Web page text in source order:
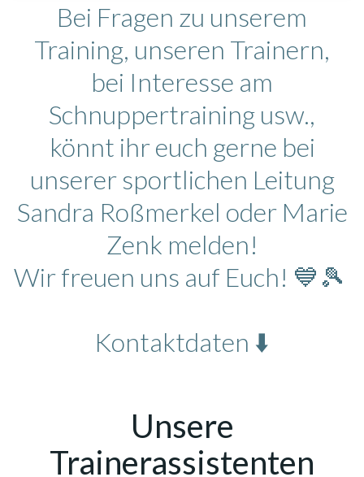
Bei Fragen zu unserem
Training, unseren Trainern,
bei Interesse am
Schnuppertraining usw.,
könnt ihr euch gerne bei
unserer sportlichen Leitung
Sandra Roßmerkel oder Marie
Zenk melden!
Wir freuen uns auf Euch! 💙🎾
Kontaktdaten ⬇️
Unsere
Trainerassistenten